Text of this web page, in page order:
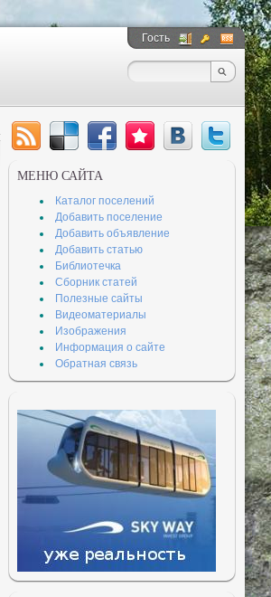
Гость __ __
МЕНЮ САЙТА
Каталог поселений
Добавить поселение
Добавить объявление
Добавить статью
Библиотечка
Сборник статей
Полезные сайты
Видеоматериалы
Изображения
Информация о сайте
Обратная связь